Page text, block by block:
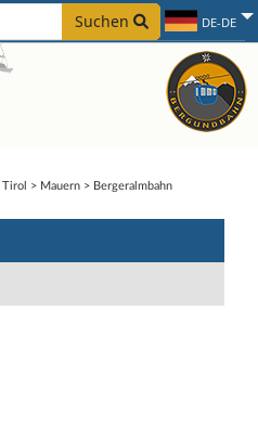
Suchen DE-DE
Tirol > Mauern> Bergeralmbahn